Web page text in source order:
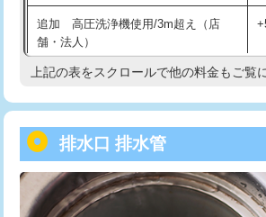
給水管工事※（土の掘削・埋め戻し作
業)
給水管工事※（塩ビ管（VP・HI）使
用/3ｍまで)
用（追加）/3ｍ超え)
給水管工事※（ライニング鋼管・銅
管・ポリ管・HT管使用/3ｍまで)
追加 高圧洗浄機使用/3m超え（店
舗・法人）
高度高圧洗浄換
トーラー機使用/3mまで
追加トーラー機使用/3m超え
上記の表をスクロールで他の料金もご覧
排水口 排水管